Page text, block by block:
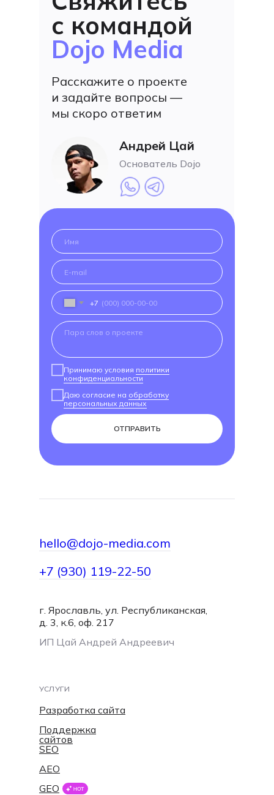
hello@dojo-media.com
Андрей Цай
Основатель Dojo
Dojo Media
с командой
Расскажите о проекте
и задайте вопросы —
мы скоро ответим
+7
Принимаю условия политики
конфиденциальности
Даю согласие на обработку
персональных данных
ОТПРАВИТЬ
г. Ярославль, ул. Республиканская,
д. 3, к.6, оф. 217
hello@dojo-media.com
+7 (930) 119-22-50
Разработка сайта
Поддержка
сайтов
GEO
AEO
SEO
УСЛУГИ
ИП Цай Андрей Андреевич